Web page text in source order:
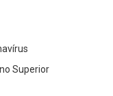
Superior